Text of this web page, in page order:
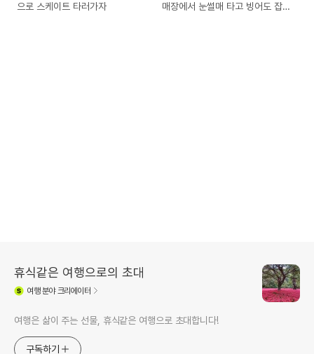
으로 스케이트 타러가자
매장에서 눈썰매 타고 빙어도 잡
휴식같은 여행으로의 초대
여행분야 크리에이터
여행은 삶이 주는 선물, 휴식같은 여행으로 초대합니다!
구독하기